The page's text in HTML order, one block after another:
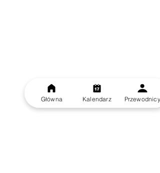
Główna Kalendarz Przewodnicy